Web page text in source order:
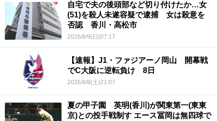
自宅で夫の後頭部など切り付けたか…女
(51)を殺人未遂容疑で逮捕 女は殺意を
否認 香川・高松市
2026/8/9(日)07:17
【速報】J1・ファジアーノ岡山 開幕戦
でC大阪に逆転負け 8日
2026/8/8(土)21:07
夏の甲子園 英明(香川)が関東第一(東東
京)との投手戦制す エース冨岡は無四球で